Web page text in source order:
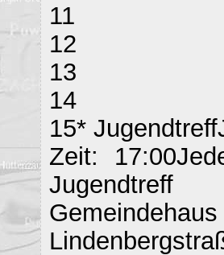
11
12
13
14
15*
Zeit:
Jugendtreff